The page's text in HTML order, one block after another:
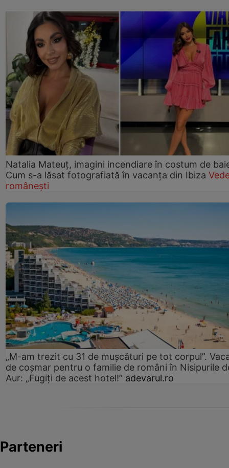
Natalia Mateuț, imagini incendiare în costum de
Cum s-a lăsat fotografiată în vacanța din Ibiza
românești
„M-am trezit cu 31 de mușcături pe tot corpul”.
de coșmar pentru o familie de români în Nisipurile
Aur: „Fugiți de acest hotel!” adevarul.ro
Parteneri